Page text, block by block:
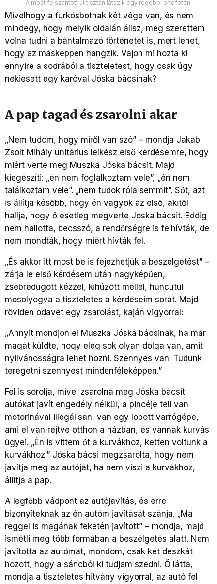
A most felszántott út tisztán látszik egy régebbi ortofotón.
Mivelhogy a furkósbotnak két vége van, és nem
mindegy, hogy melyik oldalán állsz, meg szerettem
volna tudni a bántalmazó történetét is, mert lehet,
hogy az másképpen hangzik. Vajon mi hozta ki
ennyire a sodrából a tiszteletest, hogy csak úgy
nekiesett egy karóval Jóska bácsinak?
A pap tagad és zsarolni akar
„Nem tudom, hogy miről van szó” – mondja Jakab
Zsolt Mihály unitárius lelkész első kérdésemre, hogy
miért verte meg Muszka Jóska bácsit. Majd
kiegészíti: „én nem foglalkoztam vele”, „én nem
találkoztam vele”. „nem tudok róla semmit”. Sőt, azt
is állítja később, hogy én vagyok az első, akitől
hallja, hogy ő esetleg megverte Jóska bácsit. Eddig
nem hallotta, becsszó, a rendőrségre is felhívták, de
nem mondták, hogy miért hívták fel.
„És akkor itt most be is fejezhetjük a beszélgetést” –
zárja le első kérdésem után nagyképűen,
zsebredugott kézzel, kihúzott mellel, huncutul
mosolyogva a tiszteletes a kérdéseim sorát. Majd
röviden odavet egy zsarolást, kaján vigyorral:
„Annyit mondjon el Muszka Jóska bácsinak, ha már
magát küldte, hogy elég sok olyan dolga van, amit
nyilvánosságra lehet hozni. Szennyes van. Tudunk
teregetni szennyest mindenféleképpen.”
Fel is sorolja, mivel zsarolná meg Jóska bácsit:
autókat javít engedély nélkül, a pincéje teli van
motorinával illegálisan, van egy lopott varrógépe,
ami el van rejtve otthon a házban, és vannak kurvás
ügyei. „Én is vittem őt a kurvákhoz, ketten voltunk a
kurvákhoz.” Jóska bácsi megzsarolta, hogy nem
javítja meg az autóját, ha nem viszi a kurvákhoz,
állítja a pap.
A legfőbb vádpont az autójavítás, és erre
bizonyítéknak az én autóm javítását szánja. „Ma
reggel is magának feketén javított” – mondja, majd
ismétli meg több formában a beszélgetés alatt. Nem
javította az autómat, mondom, csak két deszkát
hozott, hogy a sáncból ki tudjam szedni. Ő látta,
mondja a tiszteletes hitvány vigyorral, az autó fel